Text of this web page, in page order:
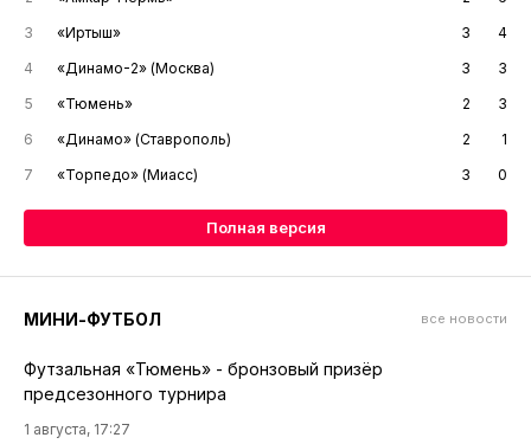
3
«Иртыш» 3
4
4
«Динамо-2» (Москва) 3
3
5
«Тюмень» 2
3
6
«Динамо» (Ставрополь) 2
1
7
«Торпедо» (Миасс) 3 0
Полная версия
МИНИ-ФУТБОЛ все новости
Футзальная «Тюмень» - бронзовый призёр
предсезонного турнира
1 августа, 17:27